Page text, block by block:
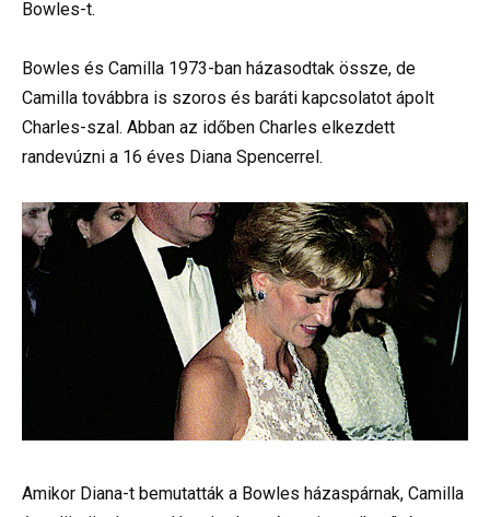
Bowles-t.
Bowles és Camilla 1973-ban házasodtak össze, de
Camilla továbbra is szoros és baráti kapcsolatot ápolt
Charles-szal. Abban az időben Charles elkezdett
randevúzni a 16 éves Diana Spencerrel.
Amikor Diana-t bemutatták a Bowles házaspárnak, Camilla